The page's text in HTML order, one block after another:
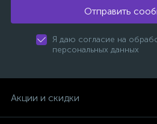
Отправить
Я даю согласие на
персональных данных
Акции и скидки